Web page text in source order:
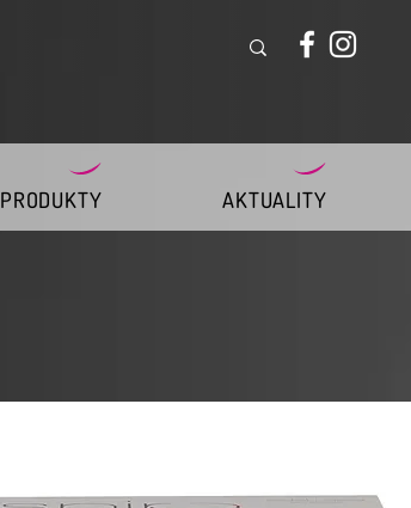
PRODUKTY AKTUALITY